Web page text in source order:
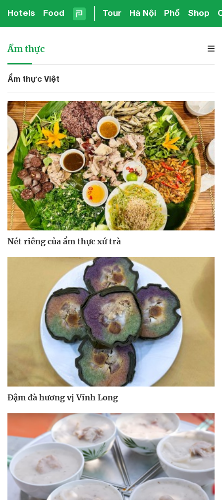
Hotels Food Tour Hà Nội Phố Shop
Ẩm thực
Ẩm thực Việt
Nét riêng của ẩm thực xứ trà
Đậm đà hương vị Vĩnh Long